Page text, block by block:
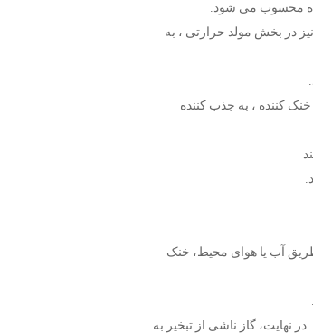
محسوب می شود.
در بخش مولد حرارتی ، به
کننده ، به جذب کننده
آب یا هوای محیط، خنک
گاز ناشی از تبخیر به